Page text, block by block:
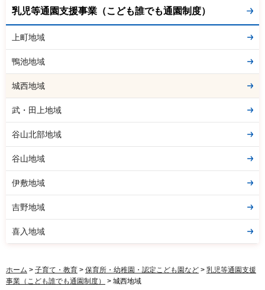
乳児等通園支援事業（こども誰でも通園制度）
上町地域
鴨池地域
城西地域
武・田上地域
谷山北部地域
谷山地域
伊敷地域
吉野地域
喜入地域
ホーム > 子育て・教育 > 保育所・幼稚園・認定こども園など > 乳児等通園支援
事業（こども誰でも通園制度）
> 城西地域